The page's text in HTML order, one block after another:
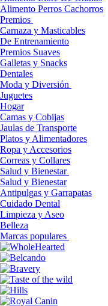
Alimento Perros Cachorros
Premios
Carnaza y Masticables
De Entrenamiento
Premios Suaves
Galletas y Snacks
Dentales
Moda y Diversión
Juguetes
Hogar
Camas y Cobijas
Jaulas de Transporte
Platos y Alimentadores
Ropa y Accesorios
Correas y Collares
Salud y Bienestar
Salud y Bienestar
Antipulgas y Garrapatas
Cuidado Dental
Limpieza y Aseo
Belleza
Marcas populares